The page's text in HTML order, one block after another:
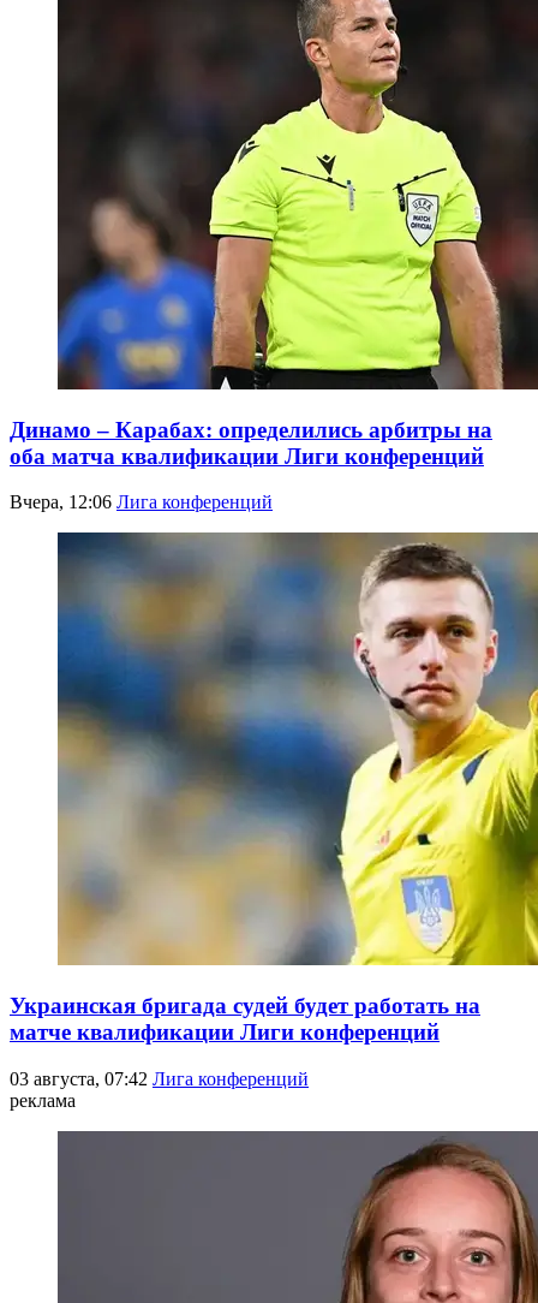
Динамо – Карабах: определились арбитры на
оба матча квалификации Лиги конференций
Вчера, 12:06 Лига конференций
Украинская бригада судей будет работать на
матче квалификации Лиги конференций
03 августа, 07:42 Лига конференций
реклама